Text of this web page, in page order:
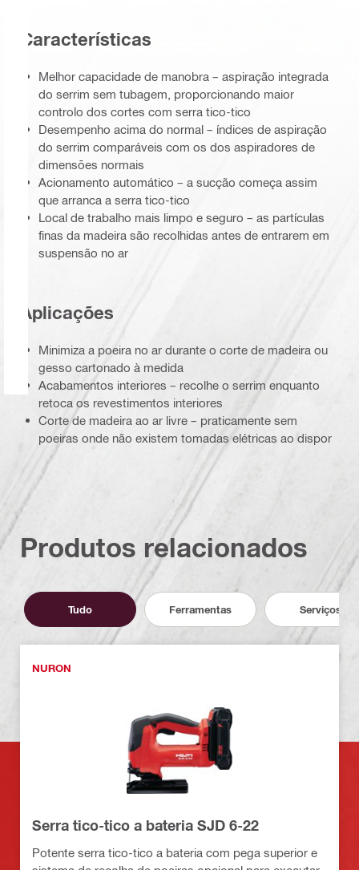
Características
Melhor capacidade de manobra – aspiração integrada
do serrim sem tubagem, proporcionando maior
controlo dos cortes com serra tico-tico
Desempenho acima do normal – índices de aspiração
do serrim comparáveis com os dos aspiradores de
dimensões normais
Acionamento automático – a sucção começa assim
que arranca a serra tico-tico
Local de trabalho mais limpo e seguro – as partículas
finas da madeira são recolhidas antes de entrarem em
suspensão no ar
Aplicações
Minimiza a poeira no ar durante o corte de madeira ou
gesso cartonado à medida
Acabamentos interiores – recolhe o serrim enquanto
retoca os revestimentos interiores
Corte de madeira ao ar livre – praticamente sem
poeiras onde não existem tomadas elétricas ao dispor
Produtos relacionados
Tudo Ferramentas Serviços
NURON
Serra tico-tico a bateria SJD 6-22
Potente serra tico-tico a bateria com pega superior e